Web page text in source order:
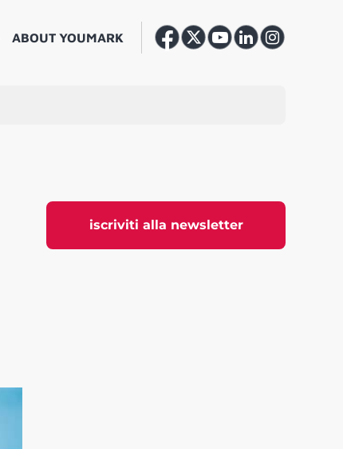
ABOUT YOUMARK
iscriviti alla newsletter